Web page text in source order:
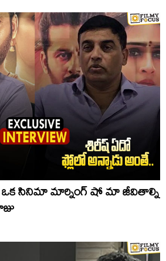
ఒక సినిమా మార్నింగ్ షో మా జీవితాల్ని